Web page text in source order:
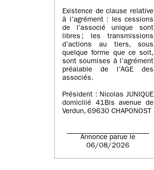
Existence de clause relative
à l’agrément : les cessions
de l’associé unique sont
libres ; les transmissions
d’actions au tiers, sous
quelque forme que ce soit,
sont soumises à l’agrément
préalable de l’AGE des
associés.
Président : Nicolas JUNIQUE
domicilié 41Bis avenue de
Verdun, 69630 CHAPONOST
Annonce parue le
06/08/2026